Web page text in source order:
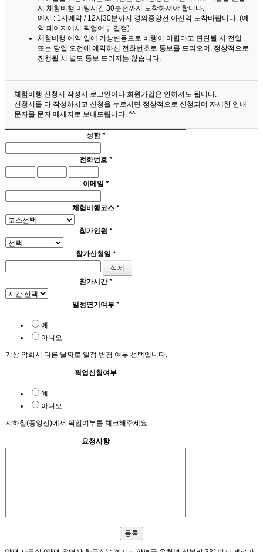
시 체험비행 미팅시간 30분전까지 도착하셔야 합니다.
예시 : 1시예약 / 12시30분까지 경의중앙선 아신역 도착바랍니다. (예
약 페이지에서 픽업여부 결정)
체험비행 예약 일에 기상변동으로 비행이 어렵다고 판단될 시 전일
또는 당일 오전에 예약하신 전화번호로 통보를 드리오며, 정상적으로
진행될 시 별도 통보 드리지는 않습니다.
체험비행 신청서 작성시 로그인이나 회원가입은 안하셔도 됩니다.
신청서를 다 작성하시고 신청을 누르시면 정상적으로 신청되며 자세한 안내
문자를 문자 메세지로 보내드립니다. ^^
성함*
전화번호 *
이메일 *
체험비행코스 *
참가인원 *
참가신청일 *
참가시간*
일정연기여부 *
예
아니오
기상 악화시 다른 날짜로 일정 변경 여부 선택입니다.
픽업신청여부
예
아니오
지하철(중앙선)에서 픽업여부를 체크해주세요.
요청사항